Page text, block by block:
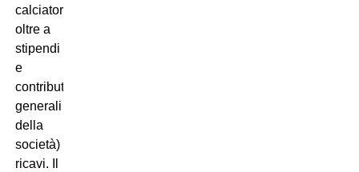
calciatori
oltre a
stipendi
e
contributi
generali
della
società) e i
ricavi. Il